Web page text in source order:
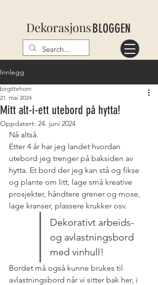
DekorasjonsBLOGGEN
Innlegg
Mitt alt-i-ett utebord på hytta!
birgittehorn
21. mai 2024
Oppdatert: 24. juni 2024
Nå altså.
Etter 4 år har jeg landet hvordan
utebord jeg trenger på baksiden av
hytta. Et bord der jeg kan stå og fikse
og plante om litt, lage små kreative
prosjekter, håndtere grener og mose,
lage kranser, plassere krukker osv.
Dekorativt arbeids-
og avlastningsbord
med vinhull!
Bordet må også kunne brukes til
avlastningsbord når vi sitter bak her, i